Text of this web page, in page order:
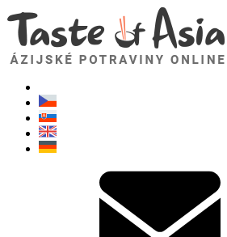
TasteOfAsia.sk
Neváhajte sa opýtať. Som tu pre vás!